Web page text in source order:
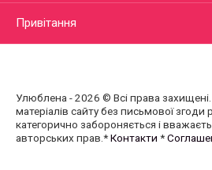
Привітання
Улюблена - 2026 © Всі права
матеріалів сайту без письмової згоди
категорично забороняється і
авторських прав.*Контакти *